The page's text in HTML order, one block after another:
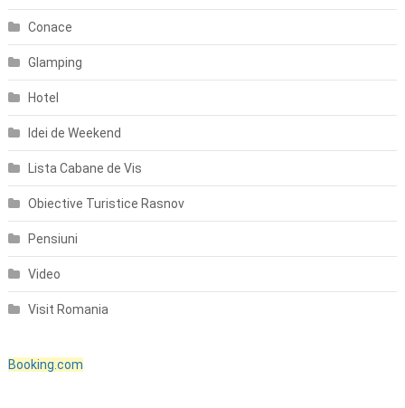
Conace
Glamping
Hotel
Idei de Weekend
Lista Cabane de Vis
Obiective Turistice Rasnov
Pensiuni
Video
Visit Romania
Booking.com